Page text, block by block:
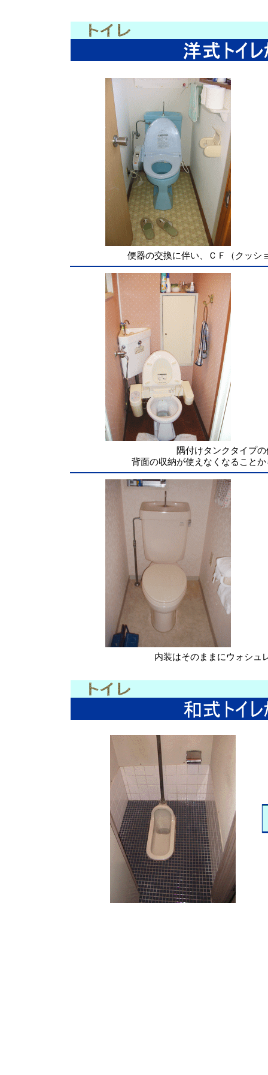
便器の交換に伴い、ＣＦ（クッシ
隅付けタンクタイプ
背面の収納が使えなくなること
内装はそのままにウォシュ